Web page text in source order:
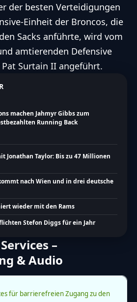
der besten Verteidigungen
Einheit der Broncos, die
Sacks anführte, wird vom
amtierenden Defensive
Pat Surtain II angeführt.
machen Jahmyr Gibbs zum
Running Back
Jonathan Taylor: Bis zu 47 Millionen
nach Wien und in drei deutsche
wieder mit den Rams
Stefon Diggs für ein Jahr
–
& Audio
für barrierefreien Zugang zu den